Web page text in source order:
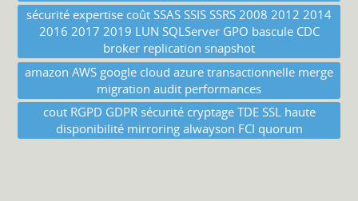
sécurité expertise coût SSAS SSIS SSRS 2008 2012 2014
2016 2017 2019 LUN SQLServer GPO bascule CDC
broker replication snapshot
amazon AWS google cloud azure transactionnelle merge
migration audit performances
cout RGPD GDPR sécurité cryptage TDE SSL haute
disponibilité mirroring alwayson FCI quorum